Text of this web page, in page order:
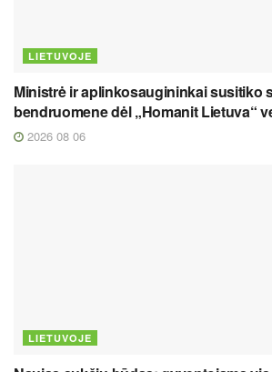
LIETUVOJE
Ministrė ir aplinkosaugininkai susitiko
bendruomene dėl „Homanit Lietuva“
2026 08 06
LIETUVOJE